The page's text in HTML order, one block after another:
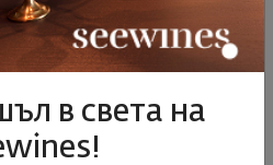
да пробвате през
2 минути
в света на